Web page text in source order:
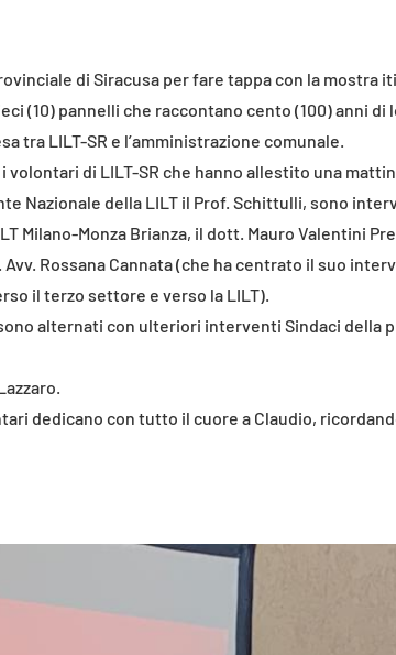
di Siracusa per fare tappa con la
(10) pannelli che raccontano cento (100) anni
tra LILT-SR e l’amministrazione comunale.
di LILT-SR che hanno allestito una
Nazionale della LILT il Prof. Schittulli, sono
Milano-Monza Brianza, il dott. Mauro Valentini
Rossana Cannata (che ha centrato il suo
il terzo settore e verso la LILT).
alternati con ulteriori interventi Sindaci
dedicano con tutto il cuore a Claudio,